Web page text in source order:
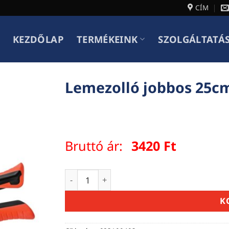
CÍM
KEZDŐLAP TERMÉKEINK
Lemezolló jobbos
Bruttó ár: 3420 Ft
Lemezolló jobbos 25cm mennyiség